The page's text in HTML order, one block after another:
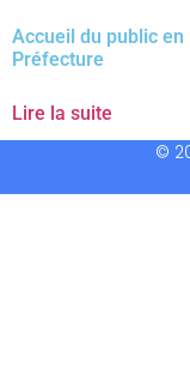
Accueil du public en
Préfecture
Lire la suite
©